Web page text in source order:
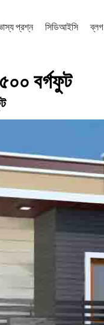
প্রশ্ন সিডিআইসি ব্লগ
বর্গফুট